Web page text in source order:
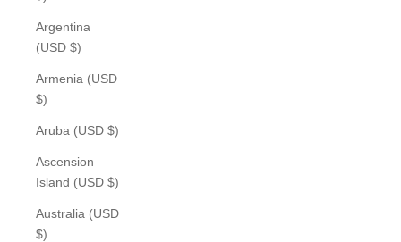
Argentina
(USD $)
Armenia (USD
$)
Aruba (USD $)
Ascension
Island (USD $)
Australia (USD
$)